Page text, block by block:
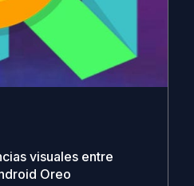
visuales entre
Oreo